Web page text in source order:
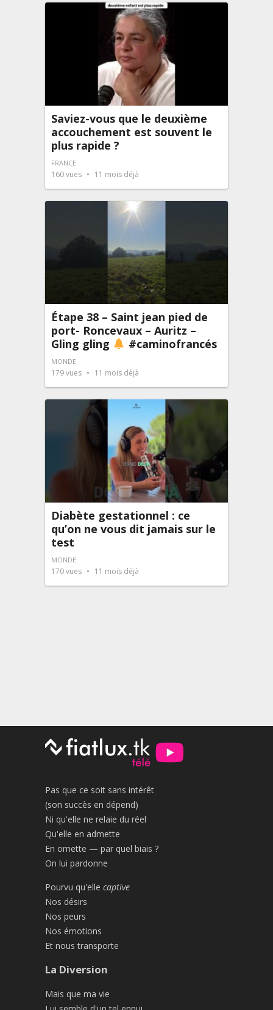
Saviez-vous que le deuxième
accouchement est souvent le
plus rapide ?
FRANCE
160vues 11 mois déjà
Étape 38 – Saint jean pied de
port- Roncevaux – Auritz –
Gling gling
#caminofrancés
MONDE
179vues 11 mois déjà
Diabète gestationnel : ce
qu’on ne vous dit jamais sur le
test
MONDE
170vues 11 mois déjà
Pas que ce soit sans intérêt
(son succès en dépend)
Ni qu'elle ne relaie du réel
Qu'elle en admette
En omette — par quel biais ?
On lui pardonne
Pourvu qu'elle captive
Nos désirs
Nos peurs
Nos émotions
Et nous transporte
La Diversion
Mais que ma vie